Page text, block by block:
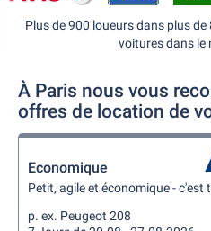
Plus de 900 loueurs dans plus
voitures dans le
À Paris nous vous
offres de location de
Economique
Petit, agile et économique - c'est
p. ex. Peugeot 208